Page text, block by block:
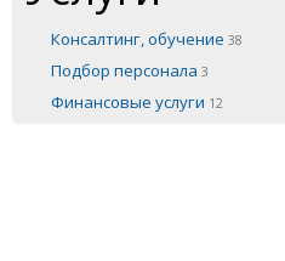
Консалтинг, обучение 38
Подбор персонала 3
Финансовые услуги 12